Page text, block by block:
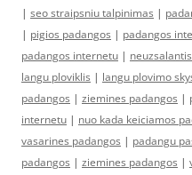
| seo straipsniu talpinimas |
| pigios padangos | padangos
padangos internetu |
langu ploviklis | langu plovimo
padangos | ziemines padangos |
internetu | nuo kada keiciamos
vasarines padangos | padangu
padangos | ziemines padangos |